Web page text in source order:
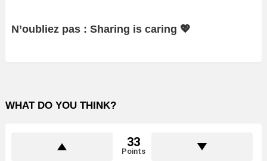
N’oubliez pas : Sharing is caring 💖
WHAT DO YOU THINK?
33
Points